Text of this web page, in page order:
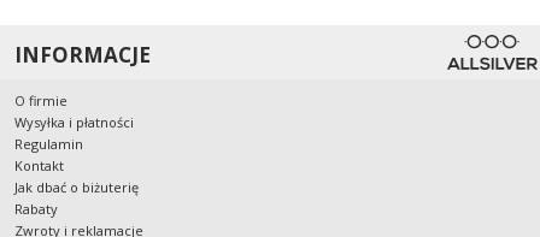
INFORMACJE
O firmie
Wysyłka i płatności
Regulamin
Kontakt
Jak dbać o biżuterię
Rabaty
Zwroty i reklamacje